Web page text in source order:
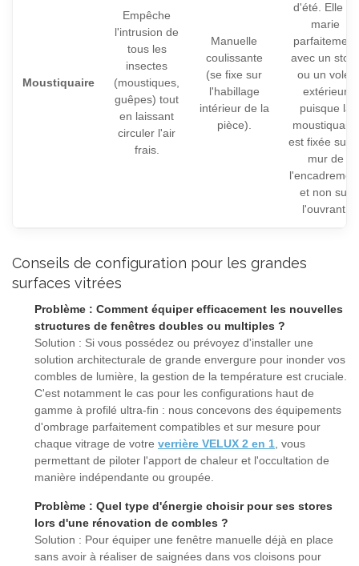
Moustiquaire
Empêche
l'intrusion de
tous les
insectes
(moustiques,
guêpes) tout
en laissant
circuler l'air
frais.
Manuelle
coulissante
(se fixe sur
l'habillage
intérieur de la
pièce).
d'été. Elle se
marie
parfaitement
avec un store
ou un volet
extérieur
puisque la
moustiquaire
est fixée sur
mur de
et non sur
l'ouvrant.
Conseils de configuration pour les grandes
surfaces vitrées
Problème : Comment équiper efficacement les nouvelles
structures de fenêtres doubles ou multiples ?
Solution : Si vous possédez ou prévoyez d'installer une
solution architecturale de grande envergure pour inonder vos
combles de lumière, la gestion de la température est cruciale.
C'est notamment le cas pour les configurations haut de
gamme à profilé ultra-fin : nous concevons des équipements
d'ombrage parfaitement compatibles et sur mesure pour
chaque vitrage de votre verrière VELUX 2 en 1, vous
permettant de piloter l'apport de chaleur et l'occultation de
manière indépendante ou groupée.
Problème : Quel type d'énergie choisir pour ses stores
lors d'une rénovation de combles ?
Solution : Pour équiper une fenêtre manuelle déjà en place
sans avoir à réaliser de saignées dans vos cloisons pour